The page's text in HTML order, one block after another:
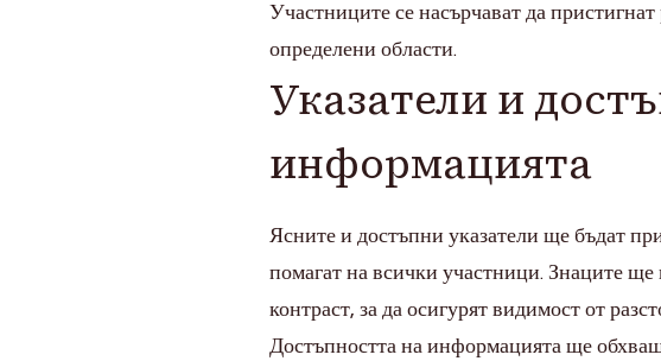
Участниците се насърчават да
определени области.
Указатели и
информацията
Ясните и достъпни указатели ще бъдат
помагат на всички участници. Знаците
контраст, за да осигурят видимост от
Достъпността на информацията ще